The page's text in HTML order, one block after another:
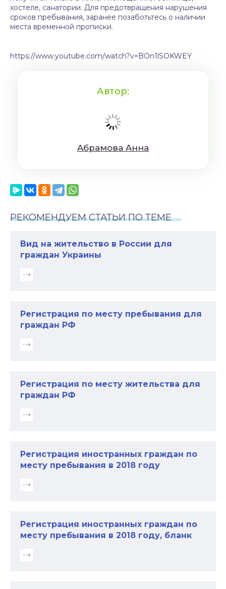
хостеле, санатории. Для предотвращения нарушения
сроков пребывания, заранее позаботьтесь о наличии
места временной прописки.
https://www.youtube.com/watch?v=BOn1lSOKWEY
Автор:
Aбрaмoвa Aннa
РЕКОМЕНДУЕМ СТАТЬИ ПО ТЕМЕ
Вид на жительство в России для
граждан Украины
Регистрация по месту пребывания для
граждан РФ
Регистрация по месту жительства для
граждан РФ
Регистрация иностранных граждан по
месту пребывания в 2018 году
Регистрация иностранных граждан по
месту пребывания в 2018 году, бланк